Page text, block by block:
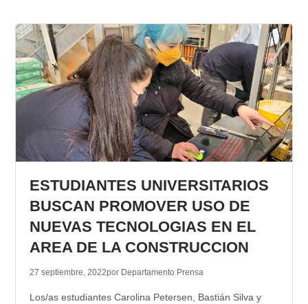
AUDIOS
VIDEOS
GALERIA DE FOTOS
APP MÓVIL
ESTUDIANTES UNIVERSITARIOS
BUSCAN PROMOVER USO DE
NUEVAS TECNOLOGIAS EN EL
AREA DE LA CONSTRUCCION
27 septiembre, 2022por Departamento Prensa
Los/as estudiantes Carolina Petersen, Bastián Silva y